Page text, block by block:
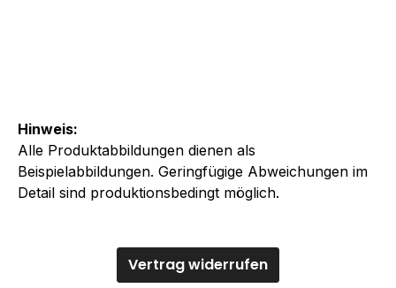
Hinweis:
Alle Produktabbildungen dienen als
Beispielabbildungen. Geringfügige Abweichungen im
Detail sind produktionsbedingt möglich.
Vertrag widerrufen